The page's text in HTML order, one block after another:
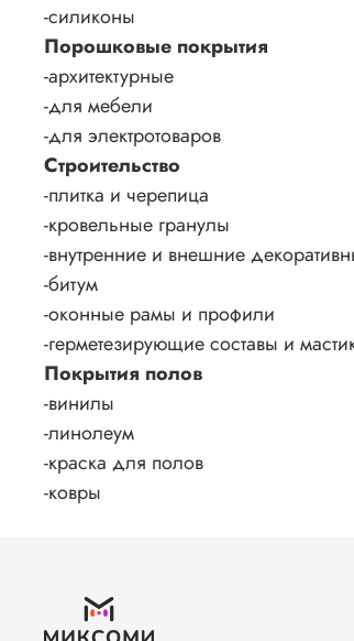
-силиконы
Порошковые покрытия
-архитектурные
-для мебели
-для электротоваров
Строительство
-плитка и черепица
-кровельные гранулы
-внутренние и внешние
-битум
-оконные рамы и профили
-герметезирующие составы и
Покрытия полов
-винилы
-линолеум
-краска для полов
-ковры